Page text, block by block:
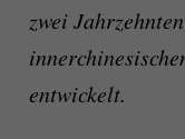
zwei
entwickelt.